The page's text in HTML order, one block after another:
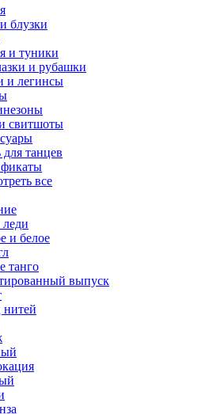
блузки
и туники
и рубашки
и легинсы
свитшоты
танцев
все
и белое
танго
выпуск
нитей